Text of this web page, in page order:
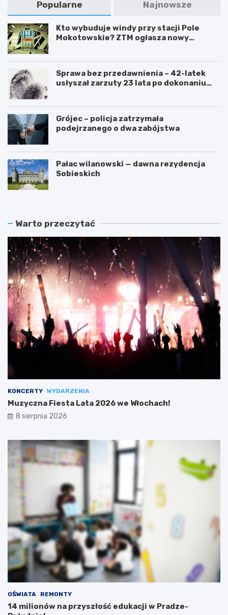
Popularne Najnowsze
Kto wybuduje windy przy stacji Pole
Mokotowskie? ZTM ogłasza nowy
Sprawa bez przedawnienia – 42-latek
usłyszał zarzuty 23 lata po dokonaniu
Grójec – policja zatrzymała
podejrzanego o dwa zabójstwa
Pałac wilanowski — dawna rezydencja
Sobieskich
Warto przeczytać
KONCERTY WYDARZENIA
Muzyczna Fiesta Lata 2026 we Włochach!
8 sierpnia 2026
OŚWIATA REMONTY
14 milionów na przyszłość edukacji w Pradze-